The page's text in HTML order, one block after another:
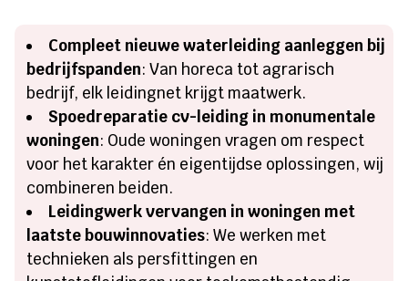
Compleet nieuwe waterleiding aanleggen bij
bedrijfspanden: Van horeca tot agrarisch
bedrijf, elk leidingnet krijgt maatwerk.
Spoedreparatie cv-leiding in monumentale
woningen: Oude woningen vragen om respect
voor het karakter én eigentijdse oplossingen, wij
combineren beiden.
Leidingwerk vervangen in woningen met
laatste bouwinnovaties: We werken met
technieken als persfittingen en